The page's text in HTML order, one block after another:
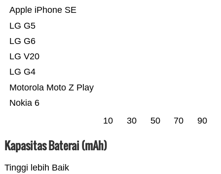
Nokia 6
Motorola Moto Z Play
LG G4
LG V20
LG G6
LG G5
Apple iPhone SE
10 30 50 70 90
Kapasitas Baterai (mAh)
Tinggi lebih Baik